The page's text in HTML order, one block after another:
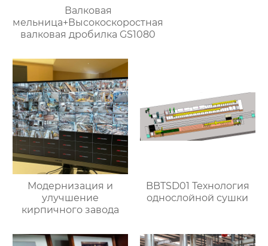
Валковая
мельница+Высокоскоростная
валковая дробилка GS1080
Модернизация и
улучшение
кирпичного завода
BBTSD01 Технология
однослойной сушки